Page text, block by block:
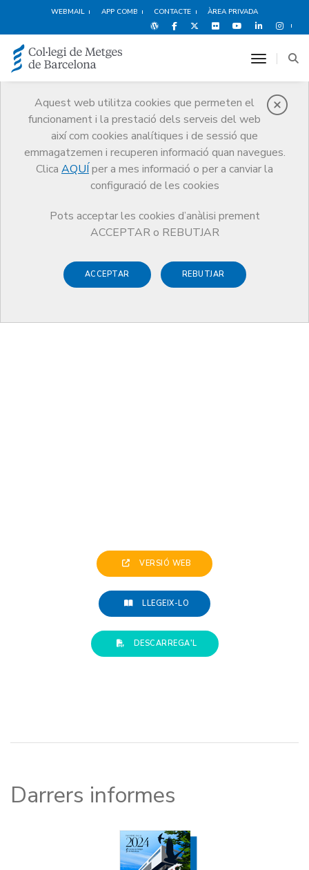
WEBMAIL APP COMB CONTACTE ÀREA PRIVADA
Aquest web utilitza cookies que permeten el
funcionament i la prestació dels serveis del web
així com cookies analítiques i de sessió que
emmagatzemen i recuperen informació quan navegues.
Clica AQUÍ per a mes informació o per a canviar la
configuració de les cookies
Pots acceptar les cookies d’anàlisi prement
ACCEPTAR o REBUTJAR
ACCEPTAR REBUTJAR
toggle
Publicacions
Publicacions Informe Anual
Informe Anual
Informe Anualrecull tota l'activitat del CoMB i del grup
d'empreses propietat del Col·legi, el Grup MED, al llarg de
VERSIÓ WEB
LLEGEIX-LO
DESCARREGA'L
Darrers informes